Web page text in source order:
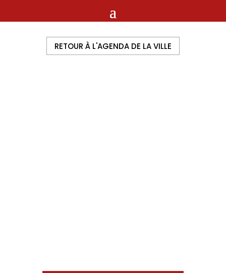
RETOUR À L'AGENDA DE LA VILLE